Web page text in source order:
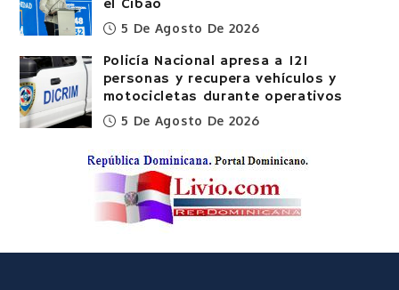
el Cibao
5 De Agosto De 2026
Policía Nacional apresa a 121
personas y recupera vehículos y
motocicletas durante operativos
5 De Agosto De 2026